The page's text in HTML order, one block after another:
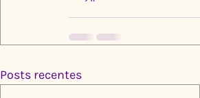
Posts recentes